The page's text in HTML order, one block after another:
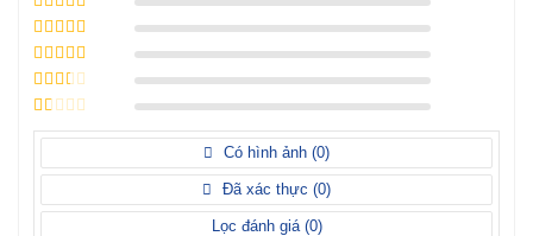
Được xếp
Được xếp
sao
Được
hạng3
5 sao
Được
hạng
sao
Được
1
sao
Có hình ảnh (0)
Đã xác thực (0)
Lọc đánh giá (0)